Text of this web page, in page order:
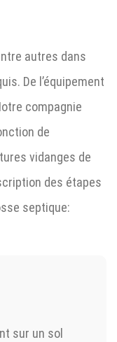
autres dans
De l’équipement
compagnie
de
vidanges de
des étapes
septique:
sur un sol